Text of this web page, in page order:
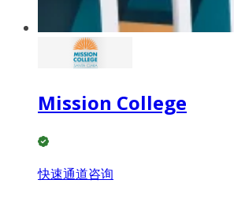
Mission College
快速通道咨询